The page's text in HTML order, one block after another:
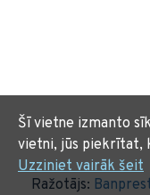
Ražotājs:
Šī vietne izmanto
vietni, jūs piekrītat,
Uzziniet vairāk šeit